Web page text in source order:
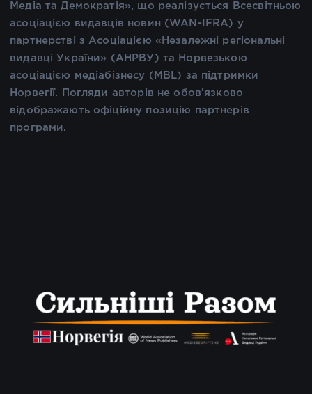
Медіа та Демократія», що реалізується Всесвітньою
асоціацією видавців новин (WAN-IFRA) у
партнерстві з Асоціацією «Незалежні регіональні
видавці України» (АНРВУ) та Норвезькою
асоціацією медіабізнесу (MBL) за підтримки
Норвегії. Погляди авторів не обов’язково
відображають офіційну позицію партнерів
програми.